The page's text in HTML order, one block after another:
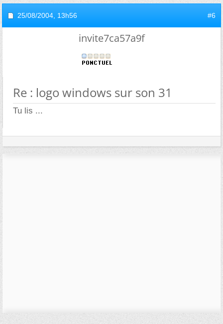
25/08/2004, 13h56 #6
invite7ca57a9f
Re : logo windows sur son 31
Tu lis ...